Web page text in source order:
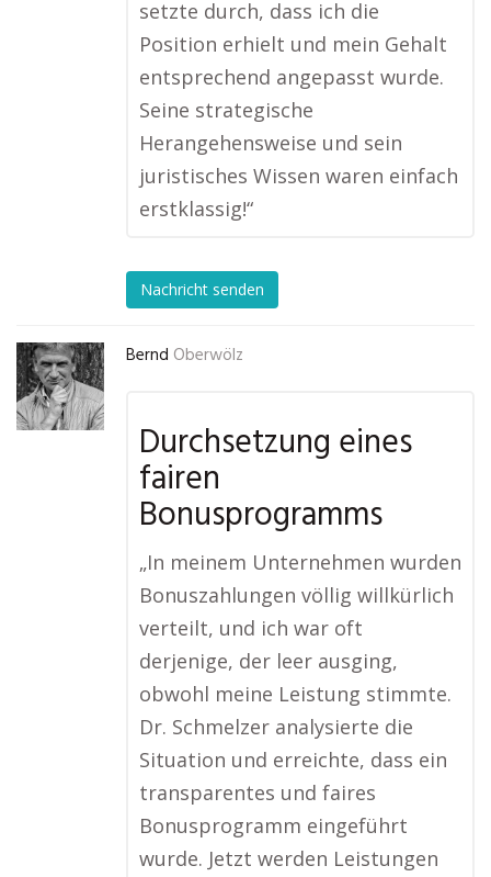
setzte durch, dass ich die
Position erhielt und mein Gehalt
entsprechend angepasst wurde.
Seine strategische
Herangehensweise und sein
juristisches Wissen waren einfach
erstklassig!“
Nachricht senden
Bernd Oberwölz
Durchsetzung eines
fairen
Bonusprogramms
„In meinem Unternehmen wurden
Bonuszahlungen völlig willkürlich
verteilt, und ich war oft
derjenige, der leer ausging,
obwohl meine Leistung stimmte.
Dr. Schmelzer analysierte die
Situation und erreichte, dass ein
transparentes und faires
Bonusprogramm eingeführt
wurde. Jetzt werden Leistungen